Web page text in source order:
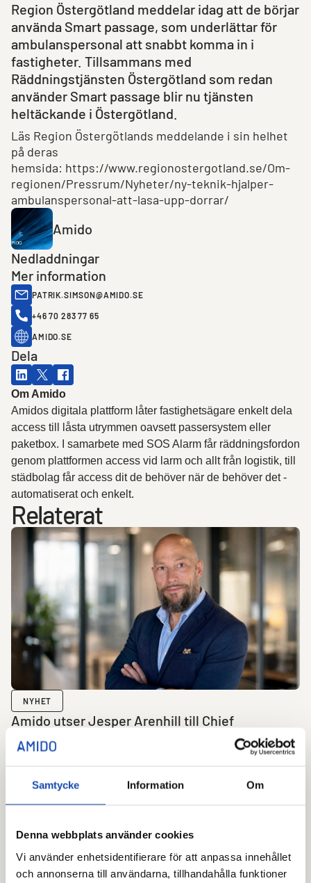
Samtycke Information Om
Denna webbplats använder cookies
Vi använder enhetsidentifierare för att anpassa innehållet
och annonserna till användarna, tillhandahålla funktioner
Region Östergötland meddelar idag att de börjar
använda Smart passage, som underlättar för
ambulanspersonal att snabbt komma in i
fastigheter. Tillsammans med
Räddningstjänsten Östergötland som redan
använder Smart passage blir nu tjänsten
heltäckande i Östergötland.
Läs Region Östergötlands meddelande i sin helhet
på deras
hemsida: https://www.regionostergotland.se/Om-
regionen/Pressrum/Nyheter/ny-teknik-hjalper-
ambulanspersonal-att-lasa-upp-dorrar/
Amido
Nedladdningar
Mer information
PATRIK.SIMSON@AMIDO.SE
+46 70 283 77 65
AMIDO.SE
Dela
Om Amido
Amidos digitala plattform låter fastighetsägare enkelt dela
access till låsta utrymmen oavsett passersystem eller
paketbox. I samarbete med SOS Alarm får räddningsfordon
genom plattformen access vid larm och allt från logistik, till
städbolag får access dit de behöver när de behöver det -
automatiserat och enkelt.
Relaterat
NYHET
Amido utser Jesper Arenhill till Chief
Commercial Officer (CCO)
Amido meddelar idag att Jesper Arenhill har utsetts
Läs mer